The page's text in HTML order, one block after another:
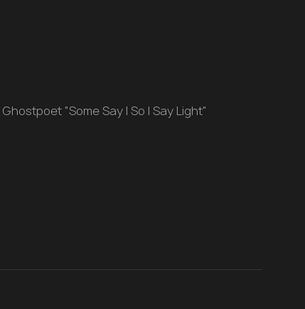
Ghostpoet​ "Some Say I So I Say Light"